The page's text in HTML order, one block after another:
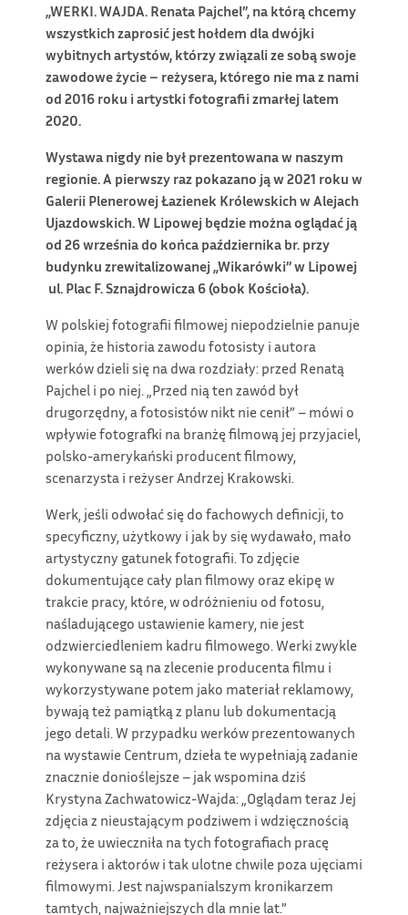
„WERKI. WAJDA. Renata Pajchel”, na którą chcemy
wszystkich zaprosić jest hołdem dla dwójki
wybitnych artystów, którzy związali ze sobą swoje
zawodowe życie – reżysera, którego nie ma z nami
od 2016 roku i artystki fotografii zmarłej latem
2020.
Wystawa nigdy nie był prezentowana w naszym
regionie. A pierwszy raz pokazano ją w 2021 roku w
Galerii Plenerowej Łazienek Królewskich w Alejach
Ujazdowskich. W Lipowej będzie można oglądać ją
od 26 września do końca października br. przy
budynku zrewitalizowanej „Wikarówki” w Lipowej
ul. Plac F. Sznajdrowicza 6 (obok Kościoła).
W polskiej fotografii filmowej niepodzielnie panuje
opinia, że historia zawodu fotosisty i autora
werków dzieli się na dwa rozdziały: przed Renatą
Pajchel i po niej. „Przed nią ten zawód był
drugorzędny, a fotosistów nikt nie cenił” – mówi o
wpływie fotografki na branżę filmową jej przyjaciel,
polsko-amerykański producent filmowy,
scenarzysta i reżyser Andrzej Krakowski.
Werk, jeśli odwołać się do fachowych definicji, to
specyficzny, użytkowy i jak by się wydawało, mało
artystyczny gatunek fotografii. To zdjęcie
dokumentujące cały plan filmowy oraz ekipę w
trakcie pracy, które, w odróżnieniu od fotosu,
naśladującego ustawienie kamery, nie jest
odzwierciedleniem kadru filmowego. Werki zwykle
wykonywane są na zlecenie producenta filmu i
wykorzystywane potem jako materiał reklamowy,
bywają też pamiątką z planu lub dokumentacją
jego detali. W przypadku werków prezentowanych
na wystawie Centrum, dzieła te wypełniają zadanie
znacznie donioślejsze – jak wspomina dziś
Krystyna Zachwatowicz-Wajda: „Oglądam teraz Jej
zdjęcia z nieustającym podziwem i wdzięcznością
za to, że uwieczniła na tych fotografiach pracę
reżysera i aktorów i tak ulotne chwile poza ujęciami
filmowymi. Jest najwspanialszym kronikarzem
tamtych, najważniejszych dla mnie lat.”